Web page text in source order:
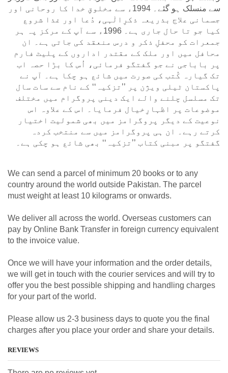
سے منسلک ہو گئے۔ 1994ء سے مخلوقِ خدا کا روحانی اور
جسمانی علاج بذریعہ ذکرِالٰہی، دُعا اور غذا شروع
کیا جو تا حال جاری ہے۔ 1996ء سے آپ کے مرکز پہ ہر
جمعرات کو محفلِ ذکر و درس منعقد کی جاتی ہے۔ ان
محافل میں اور ملک کے مقتدر اداروں کے پلیٹ فارم
پر باباجی نے جو گفتگو فرمائی، اُس کا بڑا حصہ اب
تک گیارہ کُتب کی صورت میں شائع ہو چکا ہے۔ آپ نے
پاکستان ٹیلی ویژن پر ’’تزکیہ‘‘ کے نام سے سات سال
تک مسلسل چلنے والے ایک دینی پروگرام میں مختلف
موضوعات پر اظہارِخیال فرمایا۔ اس کے علاوہ اس
نوعیت کے دیگر پروگرامز میں بھی شمولیت اختیار
کرتے رہے۔ ان ہی پروگرامز میں سے منتخب کردہ
گفتگو پر مبنی کتاب ’’تزکیہ‘‘ بھی شائع ہو چکی ہے۔
We can send a parcel of minimum 20 books or to any
country around the world outside Pakistan. The parcel
must weight at least 10 kilograms or onwards.
We deliver all across the world. Overseas customers can
pay by Online Bank Transfer in foreign currency equivalent
to the invoice value.
Once we will have your information and the order details,
we will get in touch with the courier services and will try to
offer you the best possible shipping and handling charges
for your part of the world.
Please allow us 2-3 business days to quote you the final
charges after you place your order and share your details.
REVIEWS